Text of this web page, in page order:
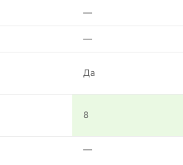
—
—
Да
8
—